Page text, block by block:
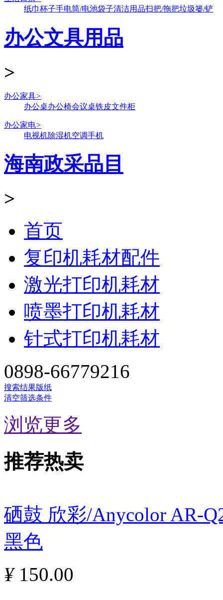
纸巾杯子手电筒/电池袋子清洁用品扫把/拖把垃圾篓/铲
办公文具用品
>
办公家具>
办公桌办公椅会议桌铁皮文件柜
办公家电>
电视机除湿机空调手机
海南政采品目
>
首页
复印机耗材配件
激光打印机耗材
喷墨打印机耗材
针式打印机耗材
0898-66779216
搜索结果版纸
清空筛选条件
浏览更多
推荐热卖
硒鼓 欣彩/Anycolor AR-
黑色
¥150.00